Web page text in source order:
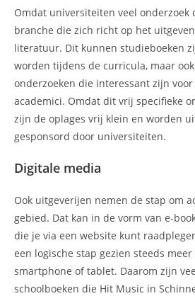
Omdat universiteiten veel onderzoek
branche die zich richt op het
literatuur. Dit kunnen studieboeken
worden tijdens de curricula, maar
onderzoeken die interessant zijn
academici. Omdat dit vrij specifieke
zijn de oplages vrij klein en worden
gesponsord door universiteiten.
Digitale media
Ook uitgeverijen nemen de stap om
gebied. Dat kan in de vorm van e-
die je via een website kunt
een logische stap gezien steeds
smartphone of tablet. Daarom zijn
schoolboeken die Hit Music in